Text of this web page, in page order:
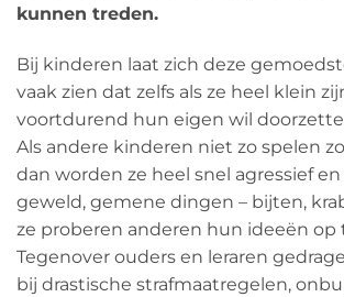
kunnen treden.
Bij kinderen laat zich deze
vaak zien dat zelfs als ze heel klein
voortdurend hun eigen wil
Als andere kinderen niet zo spelen
dan worden ze heel snel agressief
geweld, gemene dingen – bijten,
ze proberen anderen hun ideeën op
Tegenover ouders en leraren
bij drastische strafmaatregelen,